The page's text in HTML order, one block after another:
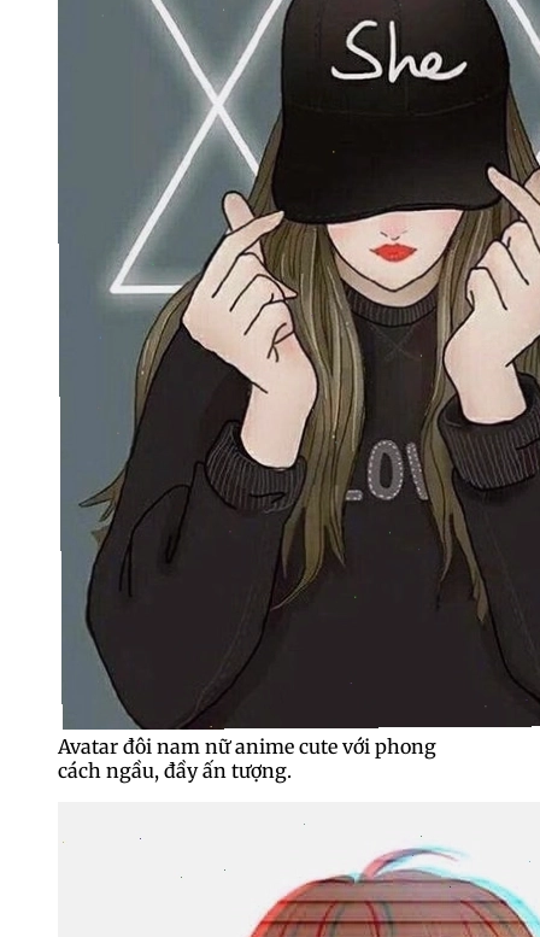
Avatar đôi nam nữ anime cute với phong
cách ngầu, đầy ấn tượng.